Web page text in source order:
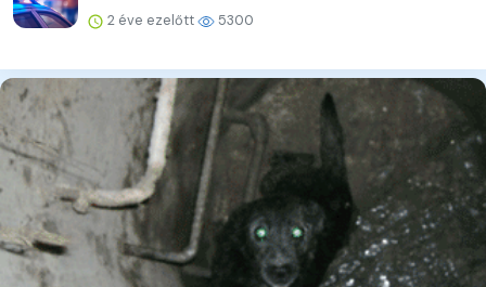
2 éve ezelőtt 5300